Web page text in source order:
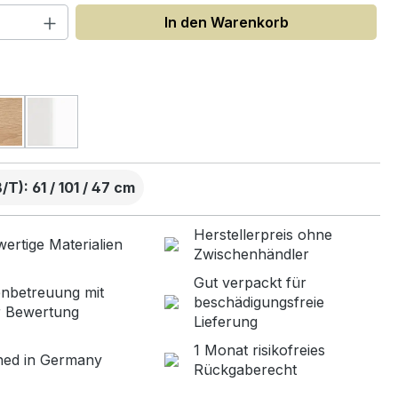
Anzahl: Gib den gewünschten Wert
In den Warenkorb
61 / 101 / 47 cm
Materialien
Herstellerpreis ohne
Zwischenhändler
mit
Bewertung
Gut verpackt für
beschädigungsfreie
Lieferung
in Germany
1 Monat risikofreies
Rückgaberecht